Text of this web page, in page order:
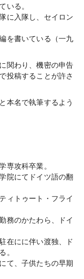
いる。
に入隊し、セイロン
を書いている（一九
関わり、機密の申告
投稿することが許さ
本名で執筆するよう
専攻科卒業。
院にてドイツ語の翻
ィトゥート・フライ
務のかたわら、ドイ
在にに伴い渡独、ド
。
て、子供たちの早期